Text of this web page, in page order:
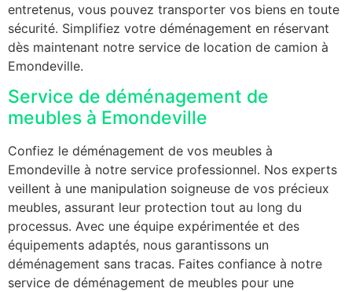
entretenus, vous pouvez transporter vos biens en toute
sécurité. Simplifiez votre déménagement en réservant
dès maintenant notre service de location de camion à
Emondeville.
Service de déménagement de
meubles à Emondeville
Confiez le déménagement de vos meubles à
Emondeville à notre service professionnel. Nos experts
veillent à une manipulation soigneuse de vos précieux
meubles, assurant leur protection tout au long du
processus. Avec une équipe expérimentée et des
équipements adaptés, nous garantissons un
déménagement sans tracas. Faites confiance à notre
service de déménagement de meubles pour une